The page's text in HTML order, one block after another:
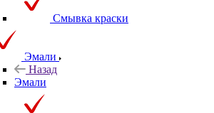
Смывка краски
Эмали
Назад
Эмали